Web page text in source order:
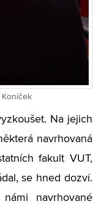
Na jejich
navrhovaná
fakult VUT,
se hned dozví.
navrhované